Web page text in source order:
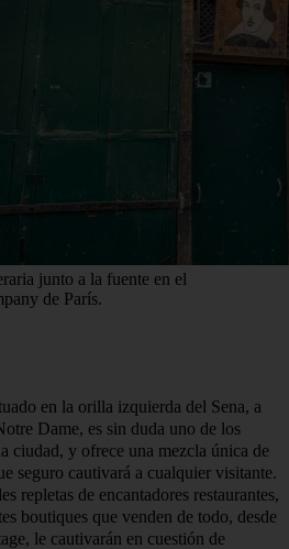
junto a la fuente en el
de París.
en la orilla izquierda del Sena, a
Dame, es sin duda uno de los
ciudad, y ofrece una mezcla única de
seguro cautivará a cualquier visitante.
repletas de encantadores restaurantes,
boutiques que venden de todo, desde
le cautivarán en cuestión de